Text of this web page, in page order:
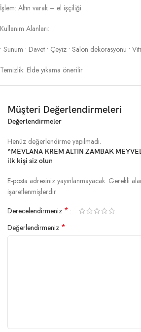
İşlem: Altın varak – el işçiliği
Kullanım Alanları:
• Sunum • Davet • Çeyiz • Salon dekorasyonu •
Temizlik: Elde yıkama önerilir
Müşteri Değerlendirmeleri
Değerlendirmeler
Henüz değerlendirme yapılmadı.
“MEVLANA KREM ALTIN ZAMBAK
ilk kişi siz olun
E-posta adresiniz yayınlanmayacak. Gerekli
işaretlenmişlerdir
Derecelendirmeniz *
Değerlendirmeniz *